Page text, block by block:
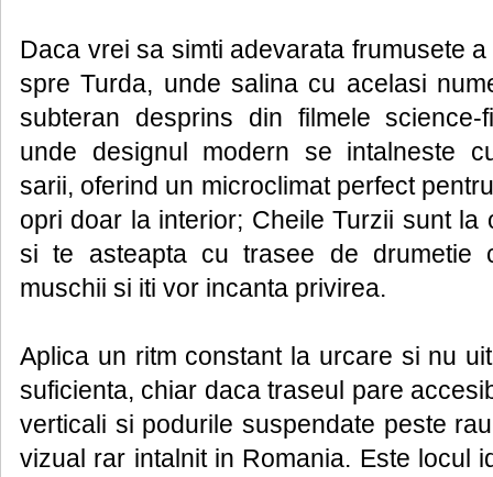
Daca vrei sa simti adevarata frumusete
spre Turda, unde salina cu acelasi
subteran desprins din filmele
unde designul modern se intalneste
sarii, oferind un microclimat perfect
opri doar la interior; Cheile Turzii sunt la
si te asteapta cu trasee de drumetie
muschii si iti vor incanta privirea.
Aplica un ritm constant la urcare si nu
suficienta, chiar daca traseul pare
verticali si podurile suspendate peste
vizual rar intalnit in Romania. Este locul